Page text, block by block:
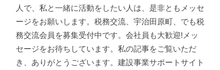
人で、私と一緒に活動をしたい人は、是非ともメッセ
ージをお願いします。税務交流、宇治田原町、でも税
務交流会員を募集受付中です。会社員も大歓迎!メッ
セージをお待ちしています。私の記事をご覧いただ
き、ありがとうございます。建設事業サポートサイト